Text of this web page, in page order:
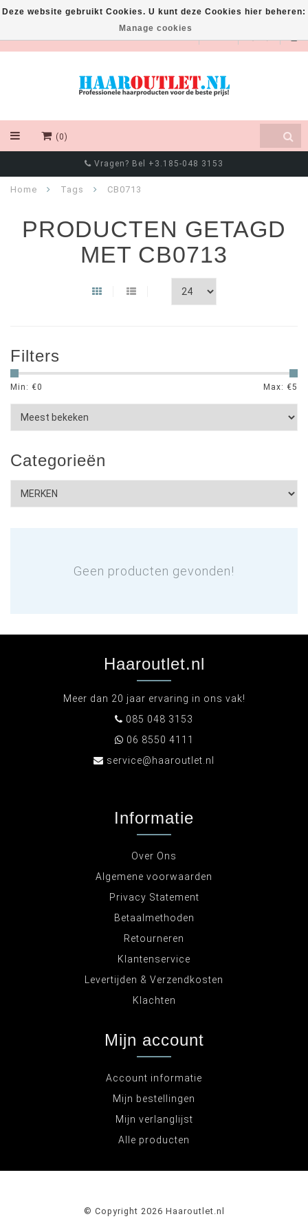
EUR
(0)
Vragen? Bel +3.185-048 3153
Home Tags CB0713
PRODUCTEN GETAGD
MET CB0713
Filters
Min: €0 Max: €5
Categorieën
Geen producten gevonden!
Deze website gebruikt Cookies. U kunt deze Cookies hier beheren:
Manage cookies
Haaroutlet.nl
Meer dan 20 jaar ervaring in ons vak!
085 048 3153
06 8550 4111
service@haaroutlet.nl
Informatie
Over Ons
Algemene voorwaarden
Privacy Statement
Betaalmethoden
Retourneren
Klantenservice
Levertijden & Verzendkosten
Klachten
Mijn account
Account informatie
Mijn bestellingen
Mijn verlanglijst
Alle producten
© Copyright 2026 Haaroutlet.nl